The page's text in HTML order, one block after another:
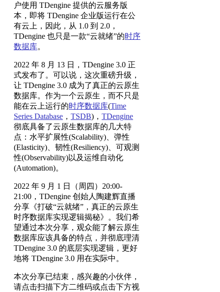
户使用 TDengine 提供的云服务版
本，即将 TDengine 企业版运行在公
有云上，因此，从 1.0 到 2.0，
TDengine 也只是一款“云就绪”的时序
数据库。
2022 年 8 月 13 日，TDengine 3.0 正
式发布了。可以说，这次重磅升级，
让 TDengine 3.0 成为了真正的云原生
数据库。作为一个云原生，而不只是
能在云上运行的时序数据库(Time
Series Database ， TSDB)， TDengine
彻底具备了云原生数据库的几大特
点：水平扩展性(Scalability)、弹性
(Elasticity)、韧性(Resiliency)、可观测
性(Observability)以及运维自动化
(Automation)。
2022 年 9 月 1 日（周四）20:00-
21:00，TDengine 创始人陶建辉直播
分享《打破“云就绪”，真正的云原生
时序数据库实现逻辑揭秘》。我们希
望通过本次分享，观众能了解云原生
数据库应该具备的特点，并彻底理清
TDengine 3.0 的底层实现逻辑，更好
地将 TDengine 3.0 用在实际中。
本次分享已结束，感兴趣的小伙伴，
请点击扫描下方二维码或点击下方视